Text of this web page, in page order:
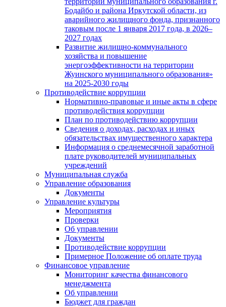
Бодайбо и района Иркутской области, из
аварийного жилищного фонда, признанного
таковым после 1 января 2017 года, в 2026–
2027 годах
Развитие жилищно-коммунального
хозяйства и повышение
энергоэффективности на территории
Жуинского муниципального образования»
на 2025-2030 годы
Противодействие коррупции
Нормативно-правовые и иные акты в сфере
противодействия коррупции
План по противодействию коррупции
Сведения о доходах, расходах и иных
обязательствах имущественного характера
Информация о среднемесячной заработной
плате руководителей муниципальных
учреждений
Муниципальная служба
Управление образования
Документы
Управление культуры
Мероприятия
Проверки
Об управлении
Документы
Противодействие коррупции
Примерное Положение об оплате труда
Финансовое управление
Мониторинг качества финансового
менеджмента
Об управлении
Бюджет для граждан